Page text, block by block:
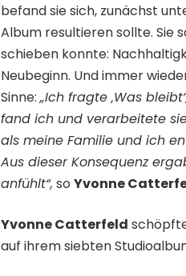
befand sie sich, zunächst
Album resultieren sollte. Sie
schieben konnte:
Neubeginn. Und immer
Sinne:„Ich fragte ‚Was
fand ich und verarbeitete
als meine Familie und ich
Aus dieser Konsequenz
anfühlt“, so Yvonne
Yvonne Catterfeld
auf ihrem siebten